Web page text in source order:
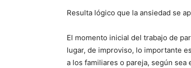
Resulta lógico que la ansiedad se
El momento inicial del trabajo de
lugar, de improviso, lo importante
a los familiares o pareja, según sea